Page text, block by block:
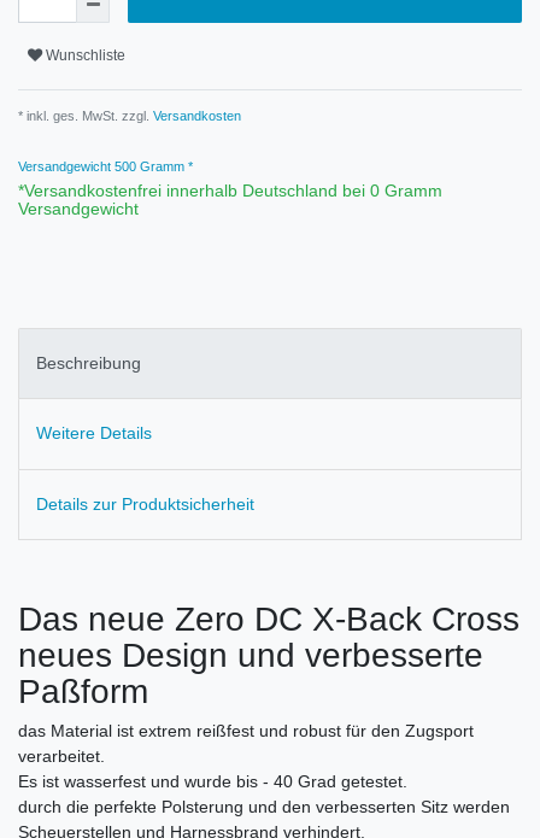
Wunschliste
* inkl. ges. MwSt. zzgl. Versandkosten
Versandgewicht 500 Gramm *
*Versandkostenfrei innerhalb Deutschland bei 0 Gramm
Versandgewicht
Beschreibung
Weitere Details
Details zur Produktsicherheit
Das neue Zero DC X-Back Cross
neues Design und verbesserte
Paßform
das Material ist extrem reißfest und robust für den Zugsport
verarbeitet.
Es ist wasserfest und wurde bis - 40 Grad getestet.
durch die perfekte Polsterung und den verbesserten Sitz werden
Scheuerstellen und Harnessbrand verhindert.